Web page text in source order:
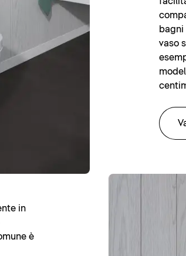
bagni
vaso
in
è